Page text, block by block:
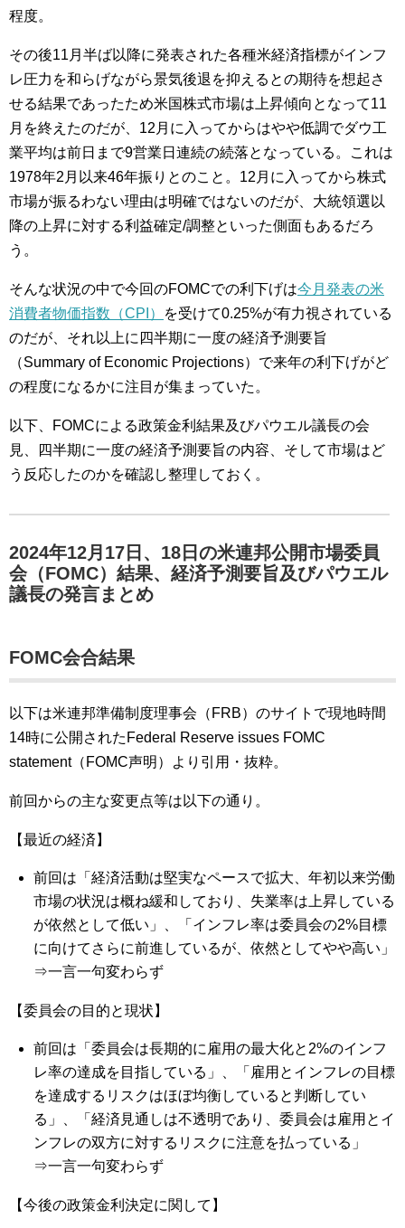
程度。
その後11月半ば以降に発表された各種米経済指標がインフ
レ圧力を和らげながら景気後退を抑えるとの期待を想起さ
せる結果であったため米国株式市場は上昇傾向となって11
月を終えたのだが、12月に入ってからはやや低調でダウ工
業平均は前日まで9営業日連続の続落となっている。これは
1978年2月以来46年振りとのこと。12月に入ってから株式
市場が振るわない理由は明確ではないのだが、大統領選以
降の上昇に対する利益確定/調整といった側面もあるだろ
う。
そんな状況の中で今回のFOMCでの利下げは今月発表の米
消費者物価指数（CPI）
を受けて0.25%が有力視されている
のだが、それ以上に四半期に一度の経済予測要旨
（Summary of Economic Projections）で来年の利下げがど
の程度になるかに注目が集まっていた。
以下、FOMCによる政策金利結果及びパウエル議長の会
見、四半期に一度の経済予測要旨の内容、そして市場はど
う反応したのかを確認し整理しておく。
2024年12月17日、18日の米連邦公開市場委員
会（FOMC）結果、経済予測要旨及びパウエル
議長の発言まとめ
FOMC会合結果
以下は米連邦準備制度理事会（FRB）のサイトで現地時間
14時に公開されたFederal Reserve issues FOMC
statement（FOMC声明）より引用・抜粋。
前回からの主な変更点等は以下の通り。
【最近の経済】
前回は「経済活動は堅実なペースで拡大、年初以来労働
市場の状況は概ね緩和しており、失業率は上昇している
が依然として低い」、「インフレ率は委員会の2%目標
に向けてさらに前進しているが、依然としてやや高い」
⇒一言一句変わらず
【委員会の目的と現状】
前回は「委員会は長期的に雇用の最大化と2%のインフ
レ率の達成を目指している」、「雇用とインフレの目標
を達成するリスクはほぼ均衡していると判断してい
る」、「経済見通しは不透明であり、委員会は雇用とイ
ンフレの双方に対するリスクに注意を払っている」
⇒一言一句変わらず
【今後の政策金利決定に関して】